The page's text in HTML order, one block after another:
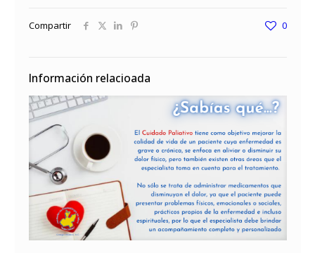
Compartir 0
Información relacioada